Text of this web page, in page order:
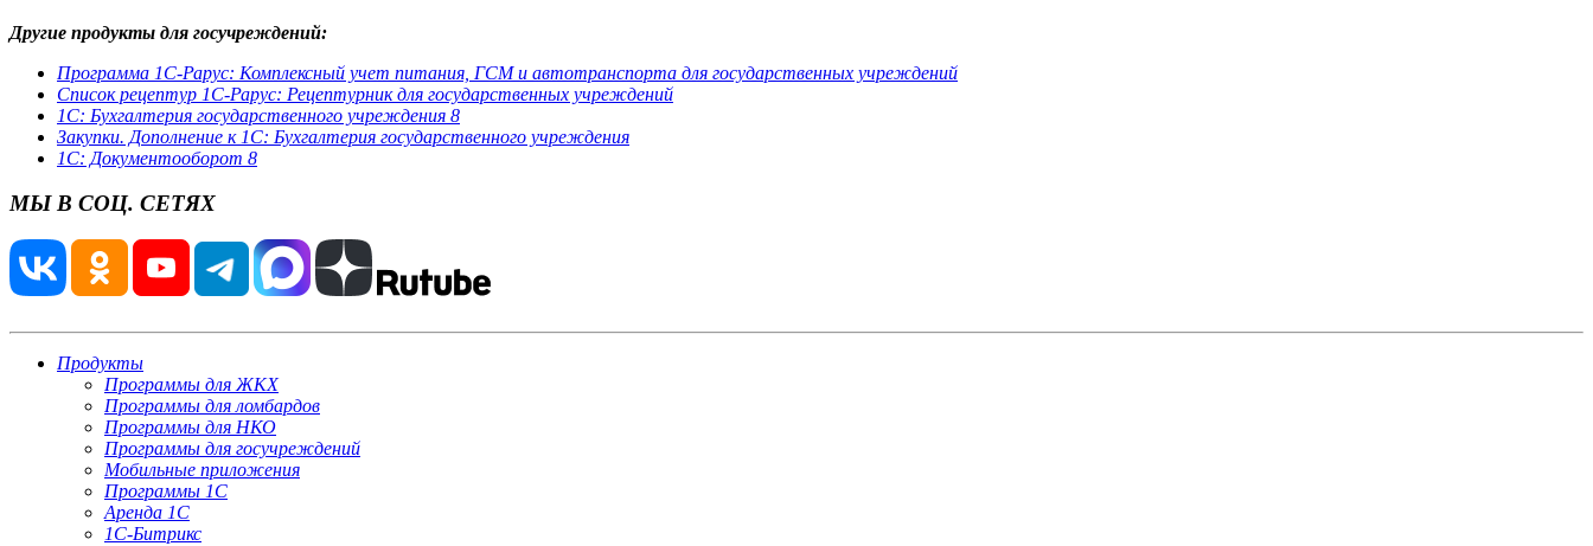
Другие продукты для госучреждений:
Программа 1С-Рарус: Комплексный учет питания, ГСМ и автотранспорта для государственных учреждений
Список рецептур 1С-Рарус: Рецептурник для государственных учреждений
1С: Бухгалтерия государственного учреждения 8
Закупки. Дополнение к 1С: Бухгалтерия государственного учреждения
1С: Документооборот 8
МЫ В СОЦ. СЕТЯХ
Продукты
Программы для ЖКХ
Программы для ломбардов
Программы для НКО
Программы для госучреждений
Мобильные приложения
Программы 1С
Аренда 1С
1С-Битрикс